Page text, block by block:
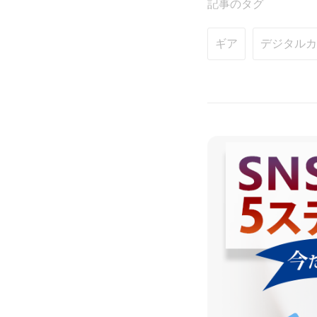
記事のタグ
ギア デジタル